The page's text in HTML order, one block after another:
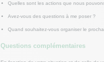
Quelles sont les actions que nous
Avez-vous des questions à me poser ?
Quand souhaitez-vous organiser le
Questions complémentaires